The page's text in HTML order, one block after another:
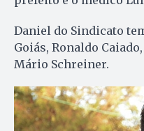
Daniel do Sindicato
Goiás, Ronaldo
Mário Schreiner.